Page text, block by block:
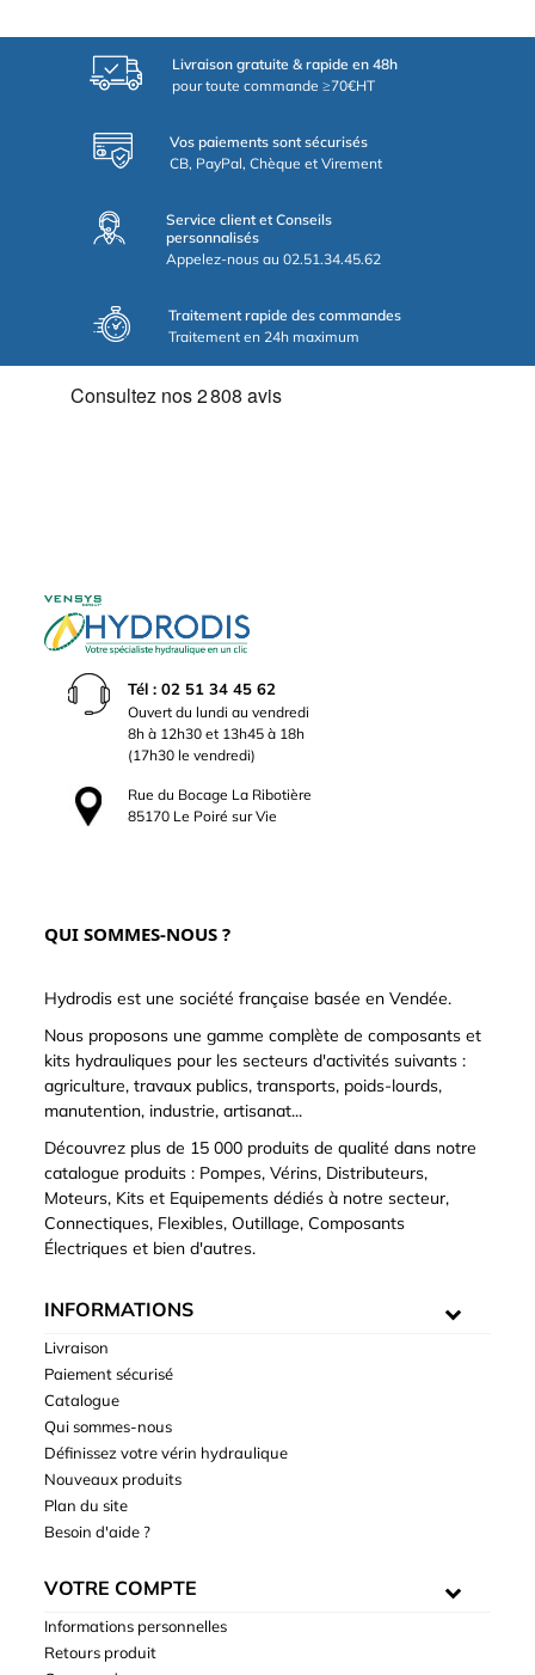
Livraison gratuite & rapide en 48h
pour toute commande ≥70€HT
Vos paiements sont sécurisés
CB, PayPal, Chèque et Virement
Service client et Conseils
personnalisés
Appelez-nous au 02.51.34.45.62
Traitement rapide des commandes
Traitement en 24h maximum
Tél : 02 51 34 45 62
Ouvert du lundi au vendredi
8h à 12h30 et 13h45 à 18h
(17h30 le vendredi)
Rue du Bocage La Ribotière
85170 Le Poiré sur Vie
QUI SOMMES-NOUS ?
Hydrodis est une société française basée en Vendée.
Nous proposons une gamme complète de composants et
kits hydrauliques pour les secteurs d'activités suivants :
agriculture, travaux publics, transports, poids-lourds,
manutention, industrie, artisanat...
Découvrez plus de 15 000 produits de qualité dans notre
catalogue produits : Pompes, Vérins, Distributeurs,
Moteurs, Kits et Equipements dédiés à notre secteur,
Connectiques, Flexibles, Outillage, Composants
Électriques et bien d'autres.
INFORMATIONS
Livraison
Paiement sécurisé
Catalogue
Qui sommes-nous
Définissez votre vérin hydraulique
Nouveaux produits
Plan du site
Besoin d'aide ?
VOTRE COMPTE
Informations personnelles
Retours produit